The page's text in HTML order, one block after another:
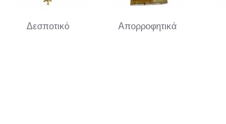
Δεσποτικό Απορροφητικά